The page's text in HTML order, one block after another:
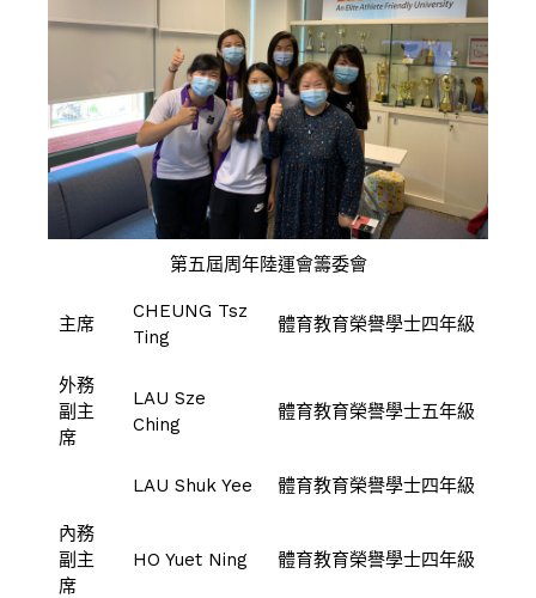
第五屆周年陸運會籌委會
主席
CHEUNG Tsz
Ting
體育教育榮譽學士四年級
外務
副主
席
LAU Sze
Ching
體育教育榮譽學士五年級
LAU Shuk Yee 體育教育榮譽學士四年級
內務
副主
席
HO Yuet Ning 體育教育榮譽學士四年級